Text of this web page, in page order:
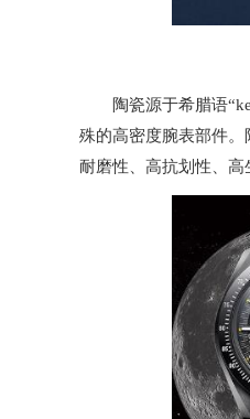
陶瓷源于希腊语
殊的高密度腕表部件
耐磨性、高抗划性、高